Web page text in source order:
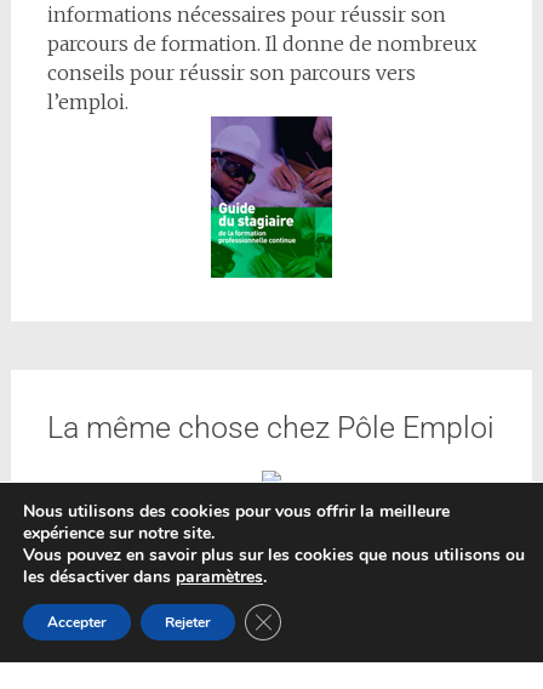
informations nécessaires pour réussir son
parcours de formation. Il donne de nombreux
conseils pour réussir son parcours vers
l’emploi.
La même chose chez Pôle Emploi
Catégories
Nous utilisons des cookies pour vous offrir la meilleure
expérience sur notre site.
Vous pouvez en savoir plus sur les cookies que nous utilisons ou
les désactiver dans paramètres.
Accepter Rejeter Fermer la bannière des cookies